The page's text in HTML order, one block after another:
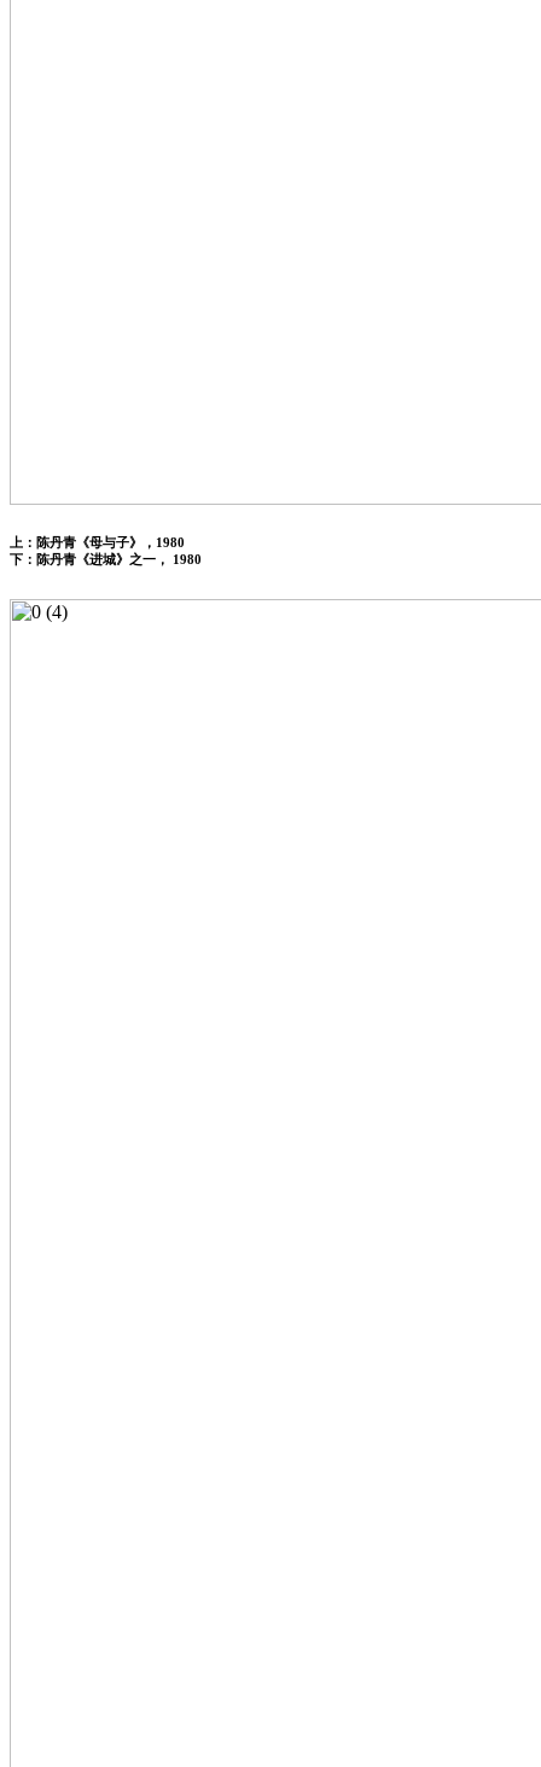
上：陈丹青《母与子》，1980
下：陈丹青《进城》之一， 1980